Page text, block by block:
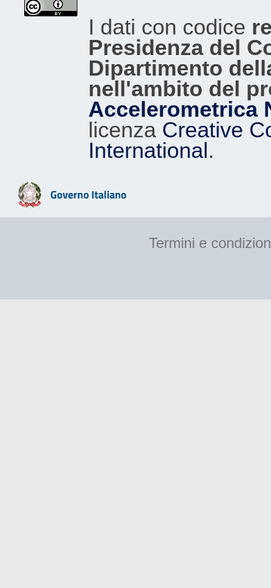
I dati con codice
Presidenza del
Dipartimento
nell'ambito del
Accelerometrica
licenza Creative
International.
Termini e